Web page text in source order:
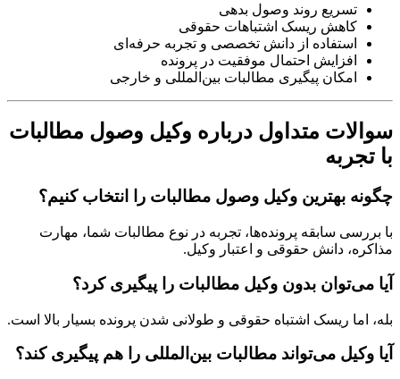
تسریع روند وصول بدهی
کاهش ریسک اشتباهات حقوقی
استفاده از دانش تخصصی و تجربه حرفه‌ای
افزایش احتمال موفقیت در پرونده
امکان پیگیری مطالبات بین‌المللی و خارجی
سوالات متداول درباره وکیل وصول مطالبات
با تجربه
چگونه بهترین وکیل وصول مطالبات را انتخاب کنیم؟
با بررسی سابقه پرونده‌ها، تجربه در نوع مطالبات شما، مهارت
مذاکره، دانش حقوقی و اعتبار وکیل.
آیا می‌توان بدون وکیل مطالبات را پیگیری کرد؟
بله، اما ریسک اشتباه حقوقی و طولانی شدن پرونده بسیار بالا است.
آیا وکیل می‌تواند مطالبات بین‌المللی را هم پیگیری کند؟